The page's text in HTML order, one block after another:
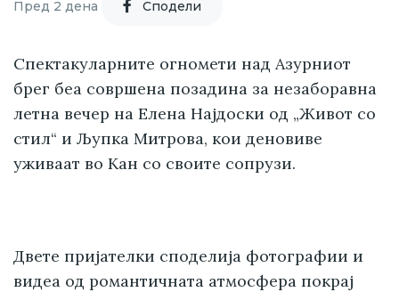
Пред 2 дена Cподели
Спектакуларните огномети над Азурниот
брег беа совршена позадина за незаборавна
летна вечер на Елена Најдоски од „Живот со
стил“ и Љупка Митрова, кои деновиве
уживаат во Кан со своите сопрузи.
Двете пријателки споделија фотографии и
видеа од романтичната атмосфера покрај